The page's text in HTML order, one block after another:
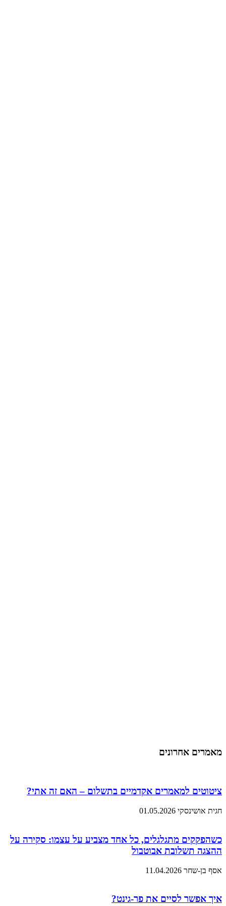
מאמרים אחרונים
ציטוטים למאמרים אקדמיים בתשלום – האם זה אתי?
חגית אושינסקי 01.05.2026
כשהפקקים מתגלגלים, כל אחד מצביע על עצמו: סקירה על
ההצגה תשלובת אבוטבול
אסף בן-שחר 11.04.2026
איך אפשר לסיים את פר-גינט?